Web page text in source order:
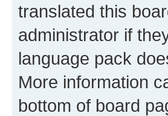
translated this
administrator if
language pack
More information
bottom of board